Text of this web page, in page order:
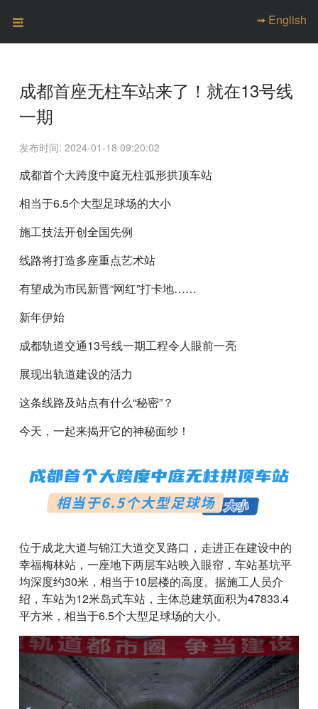
➟ English
成都首座无柱车站来了！就在13号线
一期
发布时间: 2024-01-18 09:20:02
成都首个大跨度中庭无柱弧形拱顶车站
相当于6.5个大型足球场的大小
施工技法开创全国先例
线路将打造多座重点艺术站
有望成为市民新晋“网红”打卡地……
新年伊始
成都轨道交通13号线一期工程令人眼前一亮
展现出轨道建设的活力
这条线路及站点有什么“秘密”？
今天，一起来揭开它的神秘面纱！
位于成龙大道与锦江大道交叉路口，走进正在建设中的
幸福梅林站，一座地下两层车站映入眼帘，车站基坑平
均深度约30米，相当于10层楼的高度。据施工人员介
绍，车站为12米岛式车站，主体总建筑面积为47833.4
平方米，相当于6.5个大型足球场的大小。